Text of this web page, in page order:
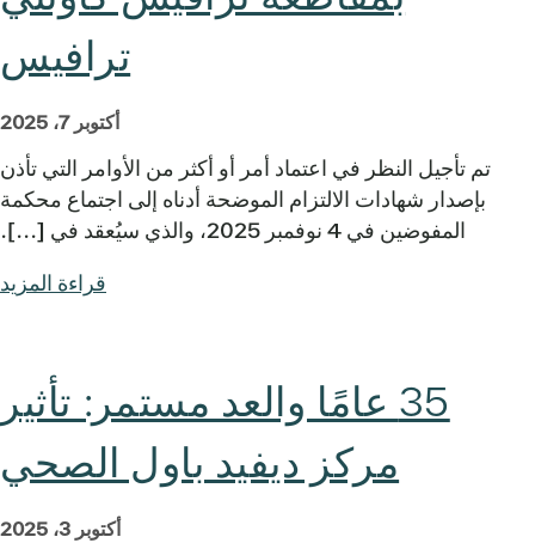
ترافيس
أكتوبر 7، 2025
تم تأجيل النظر في اعتماد أمر أو أكثر من الأوامر التي تأذن
بإصدار شهادات الالتزام الموضحة أدناه إلى اجتماع محكمة
المفوضين في 4 نوفمبر 2025، والذي سيُعقد في [...].
قراءة المزيد
35 عامًا والعد مستمر: تأثير
مركز ديفيد باول الصحي
أكتوبر 3، 2025